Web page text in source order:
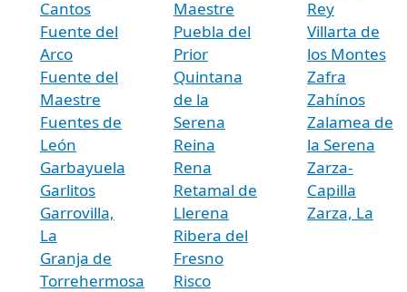
Cantos
Fuente del
Arco
Fuente del
Maestre
Fuentes de
León
Garbayuela
Garlitos
Garrovilla,
La
Granja de
Torrehermosa
Maestre
Puebla del
Prior
Quintana
de la
Serena
Reina
Rena
Retamal de
Llerena
Ribera del
Fresno
Risco
Rey
Villarta de
los Montes
Zafra
Zahínos
Zalamea de
la Serena
Zarza-
Capilla
Zarza, La